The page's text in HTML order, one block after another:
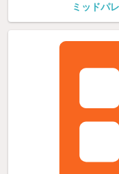
ミッドパ